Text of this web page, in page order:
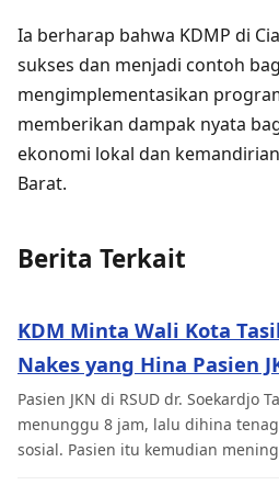
Ia berharap bahwa KDMP di
sukses dan menjadi contoh
mengimplementasikan
memberikan dampak nyata
ekonomi lokal dan
Barat.
Berita Terkait
KDM Minta Wali Kota
Nakes yang Hina Pasien
Pasien JKN di RSUD dr. Soekardjo
menunggu 8 jam, lalu dihina
sosial. Pasien itu kemudian